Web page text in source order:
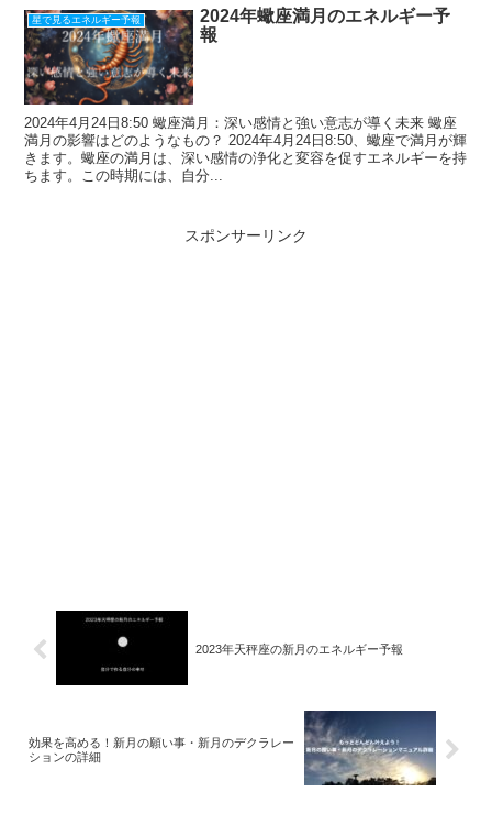
星で見るエネルギー予報
2024年蠍座満月のエネルギー予
報
2024年4月24日8:50 蠍座満月：深い感情と強い意志が導く未来 蠍座
満月の影響はどのようなもの？ 2024年4月24日8:50、蠍座で満月が輝
きます。蠍座の満月は、深い感情の浄化と変容を促すエネルギーを持
ちます。この時期には、自分...
スポンサーリンク
2023年天秤座の新月のエネルギー予報
効果を高める！新月の願い事・新月のデクラレー
ションの詳細